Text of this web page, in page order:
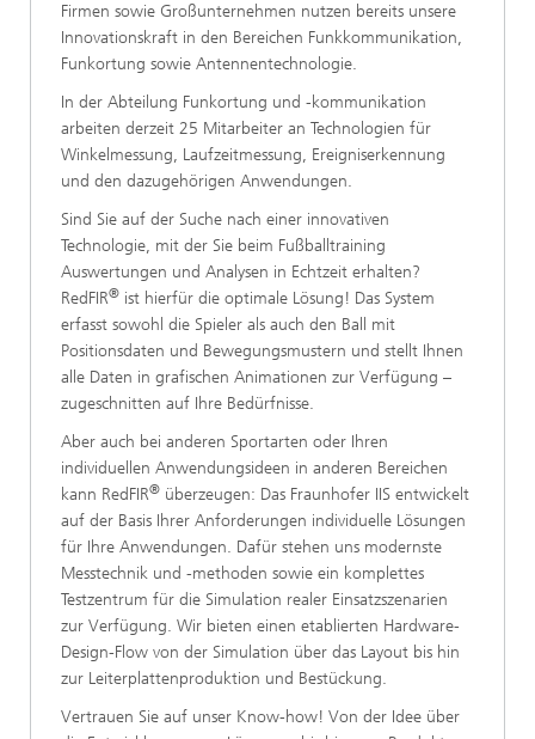
Firmen sowie Großunternehmen nutzen bereits unsere
Innovationskraft in den Bereichen Funkkommunikation,
Funkortung sowie Antennentechnologie.
In der Abteilung Funkortung und -kommunikation
arbeiten derzeit 25 Mitarbeiter an Technologien für
Winkelmessung, Laufzeitmessung, Ereigniserkennung
und den dazugehörigen Anwendungen.
Sind Sie auf der Suche nach einer innovativen
Technologie, mit der Sie beim Fußballtraining
Auswertungen und Analysen in Echtzeit erhalten?
RedFIR® ist hierfür die optimale Lösung! Das System
erfasst sowohl die Spieler als auch den Ball mit
Positionsdaten und Bewegungsmustern und stellt Ihnen
alle Daten in grafischen Animationen zur Verfügung –
zugeschnitten auf Ihre Bedürfnisse.
Aber auch bei anderen Sportarten oder Ihren
individuellen Anwendungsideen in anderen Bereichen
kann RedFIR® überzeugen: Das Fraunhofer IIS entwickelt
auf der Basis Ihrer Anforderungen individuelle Lösungen
für Ihre Anwendungen. Dafür stehen uns modernste
Messtechnik und -methoden sowie ein komplettes
Testzentrum für die Simulation realer Einsatzszenarien
zur Verfügung. Wir bieten einen etablierten Hardware-
Design-Flow von der Simulation über das Layout bis hin
zur Leiterplattenproduktion und Bestückung.
Vertrauen Sie auf unser Know-how! Von der Idee über